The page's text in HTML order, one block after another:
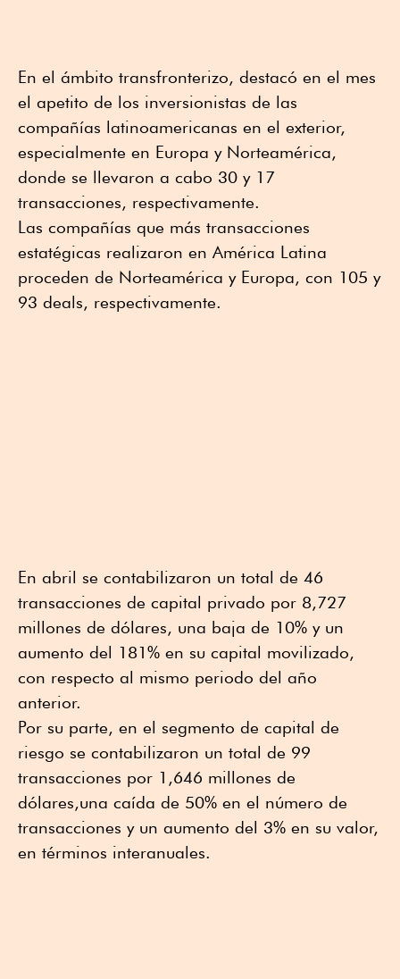
En el ámbito transfronterizo, destacó en el mes
el apetito de los inversionistas de las
compañías latinoamericanas en el exterior,
especialmente en Europa y Norteamérica,
donde se llevaron a cabo 30 y 17
transacciones, respectivamente.
Las compañías que más transacciones
estatégicas realizaron en América Latina
proceden de Norteamérica y Europa, con 105 y
93 deals, respectivamente.
En abril se contabilizaron un total de 46
transacciones de capital privado por 8,727
millones de dólares, una baja de 10% y un
aumento del 181% en su capital movilizado,
con respecto al mismo periodo del año
anterior.
Por su parte, en el segmento de capital de
riesgo se contabilizaron un total de 99
transacciones por 1,646 millones de
dólares,una caída de 50% en el número de
transacciones y un aumento del 3% en su valor,
en términos interanuales.